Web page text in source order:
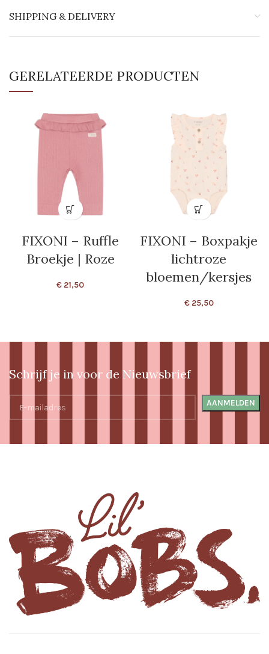
SHIPPING & DELIVERY
GERELATEERDE PRODUCTEN
FIXONI – Ruffle
Broekje | Roze
€ 21,50
FIXONI – Boxpakje
lichtroze
bloemen/kersjes
€25,50
Schrijf je in voor de Nieuwsbrief